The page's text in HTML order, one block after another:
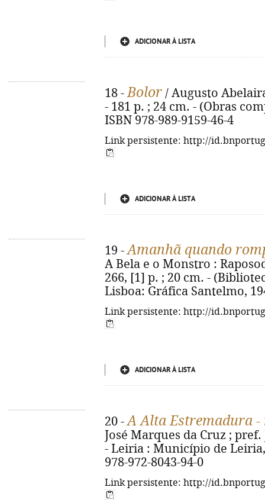
ADICIONAR À LISTA
18 -Bolor / Augusto
- 181 p. ; 24 cm. - (Obras
ISBN 978-989-9159-46-4
Link persistente: http://
ADICIONAR À LISTA
19 -Amanhã quando
A Bela e o Monstro :
266, [1] p. ; 20 cm. -
Lisboa: Gráfica Santelmo,
Link persistente: http://
ADICIONAR À LISTA
20 -A Alta Estremadura
José Marques da Cruz ;
- Leiria : Município de Leiria,
978-972-8043-94-0
Link persistente: http://